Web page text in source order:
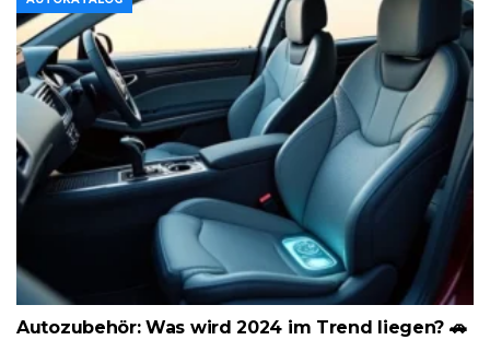
Autozubehör: Was wird 2024 im Trend liegen? 🚗